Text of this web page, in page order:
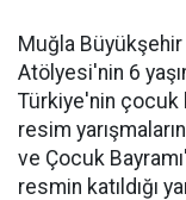
Muğla
Atölyesi'nin 6
Türkiye'nin çocuk
resim
ve Çocuk
resmin katıldığı